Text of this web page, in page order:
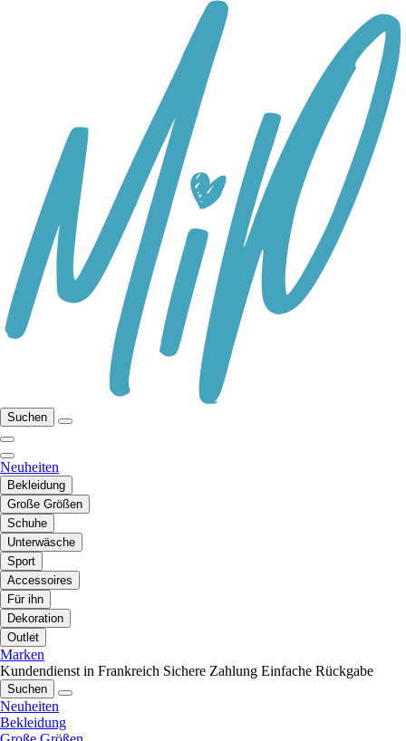
Suchen
Neuheiten
Bekleidung
Große Größen
Schuhe
Unterwäsche
Sport
Accessoires
Für ihn
Dekoration
Outlet
Marken
Kundendienst in Frankreich Sichere Zahlung Einfache Rückgabe
Suchen
Neuheiten
Bekleidung